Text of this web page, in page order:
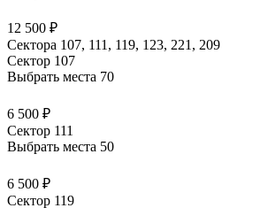
12 500 ₽
Сектора 107, 111, 119, 123, 221, 209
Сектор 107
Выбрать места 70
6 500 ₽
Сектор 111
Выбрать места 50
6 500 ₽
Сектор 119